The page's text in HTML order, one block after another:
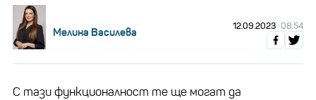
Мелина Василева 12.09.2023 08:54
С тази функционалност те ще могат да